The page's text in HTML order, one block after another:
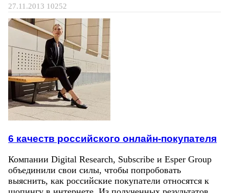
27.11.2013 10252
6 качеств российского онлайн-покупателя
Компании Digital Research, Subscribe и Esper Group
объединили свои силы, чтобы попробовать
выяснить, как российские покупатели относятся к